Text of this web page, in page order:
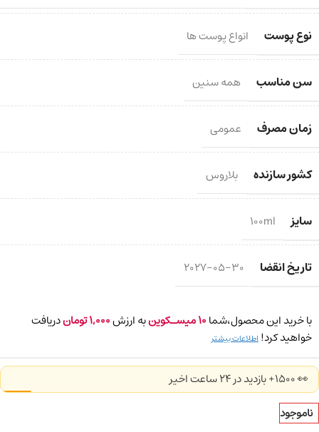
نوع پوست انواع پوست ها
سن مناسب همه سنین
زمان مصرف عمومی
کشور سازنده بلاروس
سایز 100ml
تاریخ انقضا 2027-05-30
با خرید این محصول،شما10میسـکوینبه ارزش1,000توماندریافت
خواهید کرد! اطلاعات بیشتر
👀 1500+ بازدید در ۲۴ ساعت اخیر
ناموجود